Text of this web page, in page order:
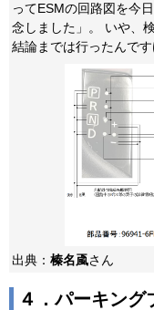
ってESMの回路図を今
念しました」。 いや、
結論までは行ったんで
出典： 榛名颪さん
４．パーキング